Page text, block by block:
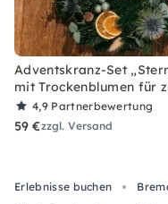
Adventskranz-Set
mit Trockenblumen für
4,9 Partnerbewertung
59 €zzgl. Versand
Erlebnisse buchen